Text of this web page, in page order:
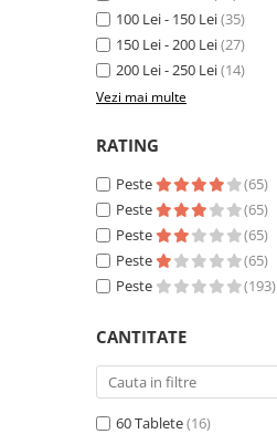
Sampoane si Balsamuri
Servetele Umede
Covorase absorbante
Curatare Ochi
Igiena Interior
Perii si descalcitoare caini
Solutii Atractante si repelente
Custi transport - Pisici
Jucarii Pisici
Lese, Hamuri si Zgarzi
Paturi, perne si cosuri pentru pisici
Recompense Delicioase
100 Lei - 150 Lei(35)
150 Lei - 200 Lei(27)
200 Lei - 250 Lei(14)
Vezi mai multe
RATING
Peste
(65)
Peste
(65)
Peste
(65)
Peste
(65)
Peste
(193)
CANTITATE
60 Tablete(16)